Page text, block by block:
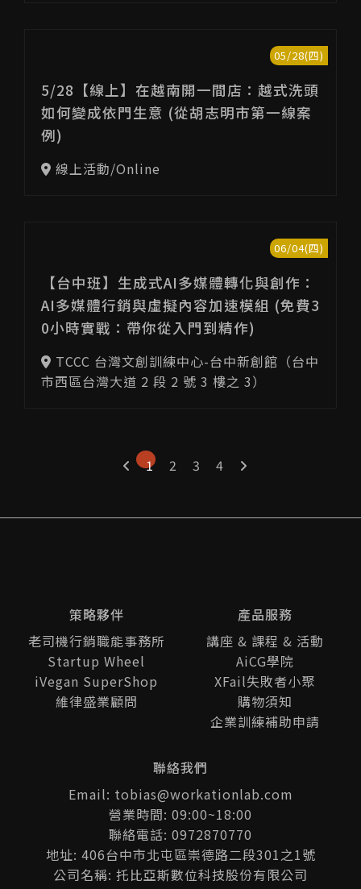
05/28(四)
5/28【線上】在越南開一間店：越式洗頭
如何變成依門生意 (從胡志明市第一線案
例)
線上活動/Online
06/04(四)
【台中班】生成式AI多媒體轉化與創作：
AI多媒體行銷與虛擬內容加速模組 (免費3
0小時實戰：帶你從入門到精作)
TCCC 台灣文創訓練中心-台中新創館（台中
市西區台灣大道 2 段 2 號 3 樓之 3）
1 2 3 4
策略夥伴
老司機行銷職能事務所
Startup Wheel
iVegan SuperShop
維律盛業顧問
產品服務
講座 & 課程 & 活動
AiCG學院
XFail失敗者小聚
購物須知
企業訓練補助申請
聯絡我們
Email: tobias@workationlab.com
營業時間: 09:00~18:00
聯絡電話: 0972870770
地址: 406台中市北屯區崇德路二段301之1號
公司名稱: 托比亞斯數位科技股份有限公司